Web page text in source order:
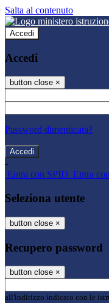
Salta al contenuto
Accedi
Accedi
button close ×
Password dimenticata?
-
Entra con SPID Entra
Seleziona utente
button close ×
Recupero password
button close ×
all'indirizzo indicato con le